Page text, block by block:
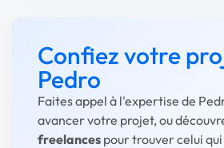
Confiez votre
Pedro
Faites appel à l'expertise de
avancer votre projet, ou
freelances pour trouver celui